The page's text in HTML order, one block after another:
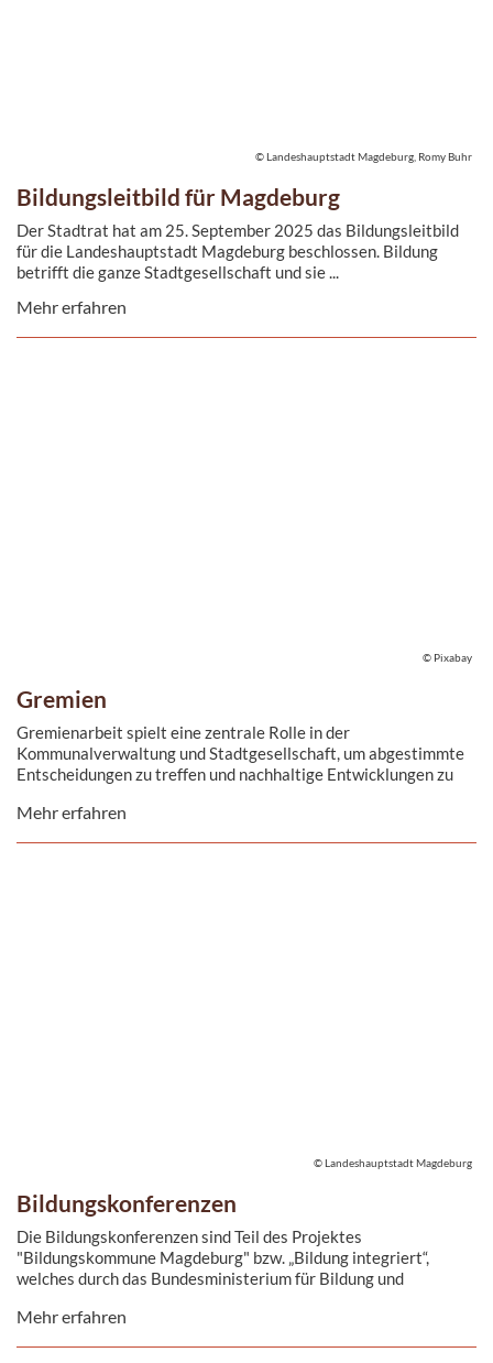
Bildungsleitbild für Magdeburg
Der Stadtrat hat am 25. September 2025 das Bildungsleitbild
für die Landeshauptstadt Magdeburg beschlossen. Bildung
betrifft die ganze Stadtgesellschaft und sie ...
Mehr erfahren
© Landeshauptstadt Magdeburg, Romy Buhr
Gremien
Gremienarbeit spielt eine zentrale Rolle in der
Kommunalverwaltung und Stadtgesellschaft, um abgestimmte
Entscheidungen zu treffen und nachhaltige Entwicklungen zu
Mehr erfahren
© Pixabay
Bildungskonferenzen
Die Bildungskonferenzen sind Teil des Projektes
"Bildungskommune Magdeburg" bzw. „Bildung integriert“,
welches durch das Bundesministerium für Bildung und
Mehr erfahren
© Landeshauptstadt Magdeburg